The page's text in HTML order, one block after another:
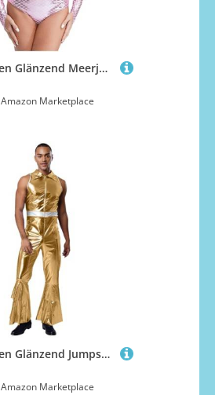
dPois Damen Glänzend Meerjungfrau Kostüm Bodysuit Einteiler Body Overall mit Handschuhe Halloween Fasching Karneval Rollenspiel Kostüm Rosa 3XL
Amazon Marketplace
dPois Herren Glänzend Jumpsuit Ärmellos Overall Schlager Romper mit Revers Vintage 70er Jahre Disco Kostüm Mottoparty Fasching Silvester Gold XL
Amazon Marketplace